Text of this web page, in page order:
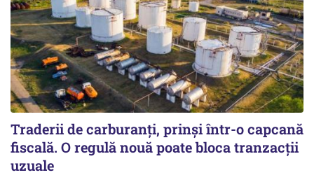
Traderii de carburanți, prinși într-o capcană
fiscală. O regulă nouă poate bloca tranzacții
uzuale